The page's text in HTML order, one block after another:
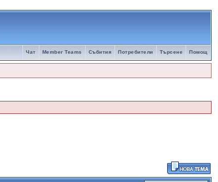
Помощ
Търсене
Потребители
Събития
Member Teams
Чат